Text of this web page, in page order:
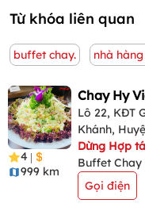
Từ khóa liên quan
buffet chay. nhà
4 |
999 km
Chay Hy
Lô 22, KĐT
Khánh,
Dừng Hợp
Buffet Chay
Gọi điện